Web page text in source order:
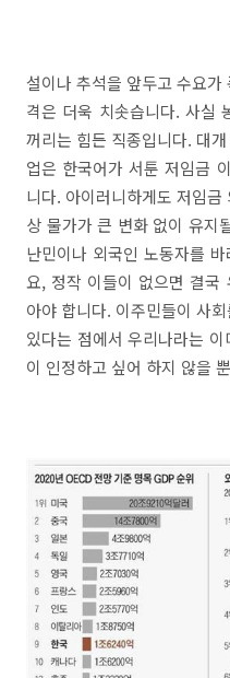
설이나 추석을 앞두고 수요
격은 더욱 치솟습니다. 사실
꺼리는 힘든 직종입니다. 대
업은 한국어가 서툰 저임금
니다. 아이러니하게도 저임
상 물가가 큰 변화 없이 유지
난민이나 외국인 노동자를
요, 정작 이들이 없으면 결국
아야 합니다. 이주민들이 사
있다는 점에서 우리나라는
이 인정하고 싶어 하지 않을